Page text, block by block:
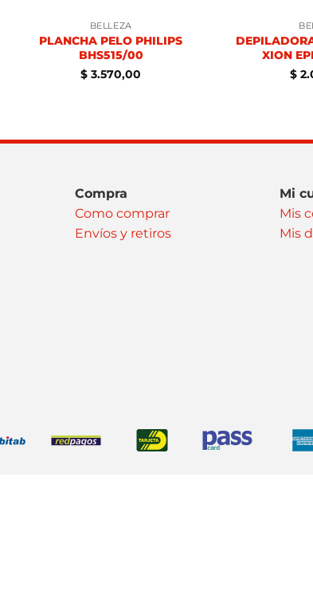
BELLEZA
PLANCHA PELO PHILIPS
BHS515/00
$ 3.570,00
XION
$
Compra
Como comprar
Envíos y retiros
Mi
Mis
Mis